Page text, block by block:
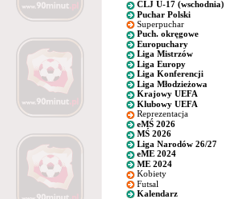
CLJ U-17 (wschodnia)
Puchar Polski
Superpuchar
Puch. okręgowe
Europuchary
Liga Mistrzów
Liga Europy
Liga Konferencji
Liga Młodzieżowa
Krajowy UEFA
Klubowy UEFA
Reprezentacja
eMŚ 2026
MŚ 2026
Liga Narodów 26/27
eME 2024
ME 2024
Kobiety
Futsal
Kalendarz